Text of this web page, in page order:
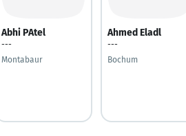
Abhi PAtel
---
Montabaur
Ahmed Eladl
---
Bochum